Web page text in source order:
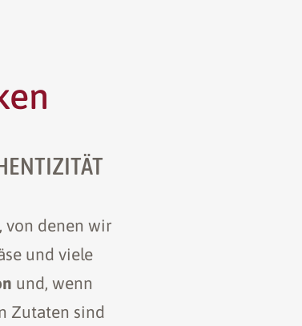
, von denen wir
und viele
und, wenn
Zutaten sind